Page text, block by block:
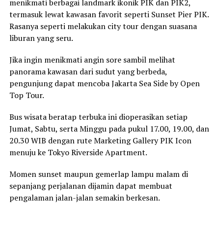
menikmati berbagai landmark ikonik PIK dan PIK2,
termasuk lewat kawasan favorit seperti Sunset Pier PIK.
Rasanya seperti melakukan city tour dengan suasana
liburan yang seru.
Jika ingin menikmati angin sore sambil melihat
panorama kawasan dari sudut yang berbeda,
pengunjung dapat mencoba Jakarta Sea Side by Open
Top Tour.
Bus wisata beratap terbuka ini dioperasikan setiap
Jumat, Sabtu, serta Minggu pada pukul 17.00, 19.00, dan
20.30 WIB dengan rute Marketing Gallery PIK Icon
menuju ke Tokyo Riverside Apartment.
Momen sunset maupun gemerlap lampu malam di
sepanjang perjalanan dijamin dapat membuat
pengalaman jalan-jalan semakin berkesan.